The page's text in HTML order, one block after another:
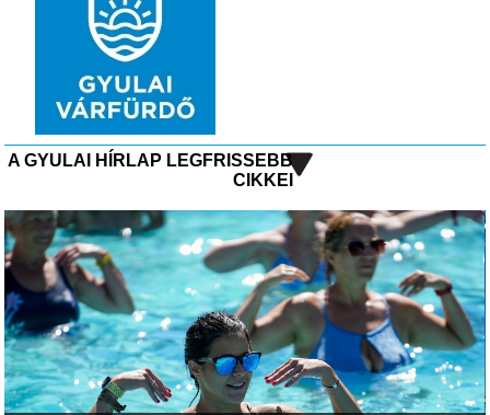
A GYULAI HÍRLAP LEGFRISSEBB
CIKKEI